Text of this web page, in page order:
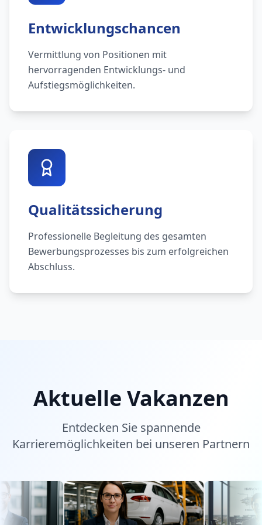
Entwicklungschancen
Vermittlung von Positionen mit
hervorragenden Entwicklungs- und
Aufstiegsmöglichkeiten.
Qualitätssicherung
Professionelle Begleitung des gesamten
Bewerbungsprozesses bis zum erfolgreichen
Abschluss.
Aktuelle Vakanzen
Entdecken Sie spannende
Karrieremöglichkeiten bei unseren Partnern